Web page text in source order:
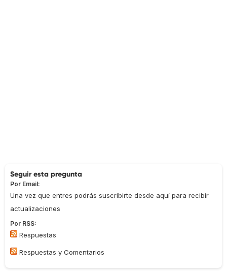
Seguir esta pregunta
Por Email:
Una vez que entres podrás suscribirte desde aquí para recibir
actualizaciones
Por RSS:
Respuestas
Respuestas y Comentarios